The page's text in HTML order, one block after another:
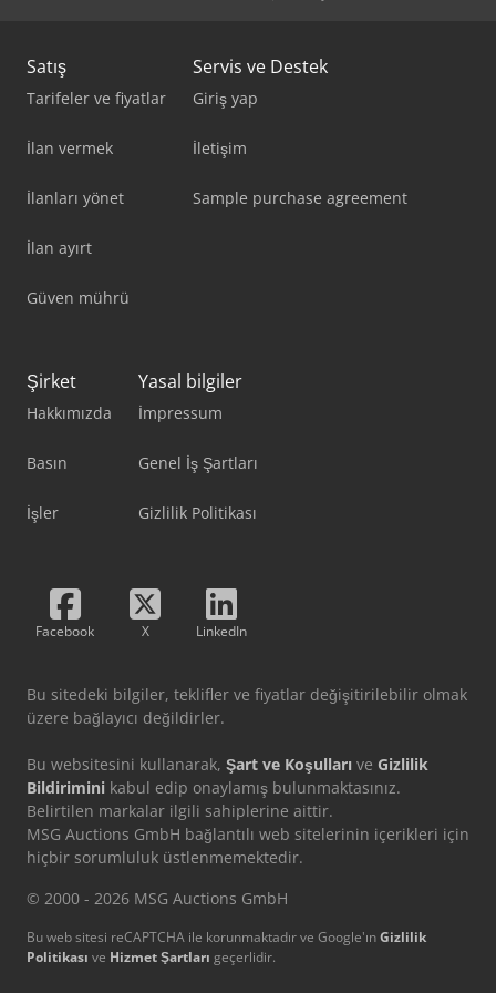
Satış
Tarifeler ve fiyatlar
İlan vermek
İlanları yönet
İlan ayırt
Güven mührü
Servis ve Destek
Giriş yap
İletişim
Sample purchase agreement
Şirket
Hakkımızda
Basın
İşler
Yasal bilgiler
İmpressum
Genel İş Şartları
Gizlilik Politikası
Facebook X LinkedIn
Bu sitedeki bilgiler, teklifler ve fiyatlar değişitirilebilir olmak
üzere bağlayıcı değildirler.
Bu websitesini kullanarak, Şart ve Koşulları ve Gizlilik
Bildirimini kabul edip onaylamış bulunmaktasınız.
Belirtilen markalar ilgili sahiplerine aittir.
MSG Auctions GmbH bağlantılı web sitelerinin içerikleri için
hiçbir sorumluluk üstlenmemektedir.
© 2000 - 2026 MSG Auctions GmbH
Bu web sitesi reCAPTCHA ile korunmaktadır ve Google'ınGizlilik
Politikası ve Hizmet Şartları geçerlidir.